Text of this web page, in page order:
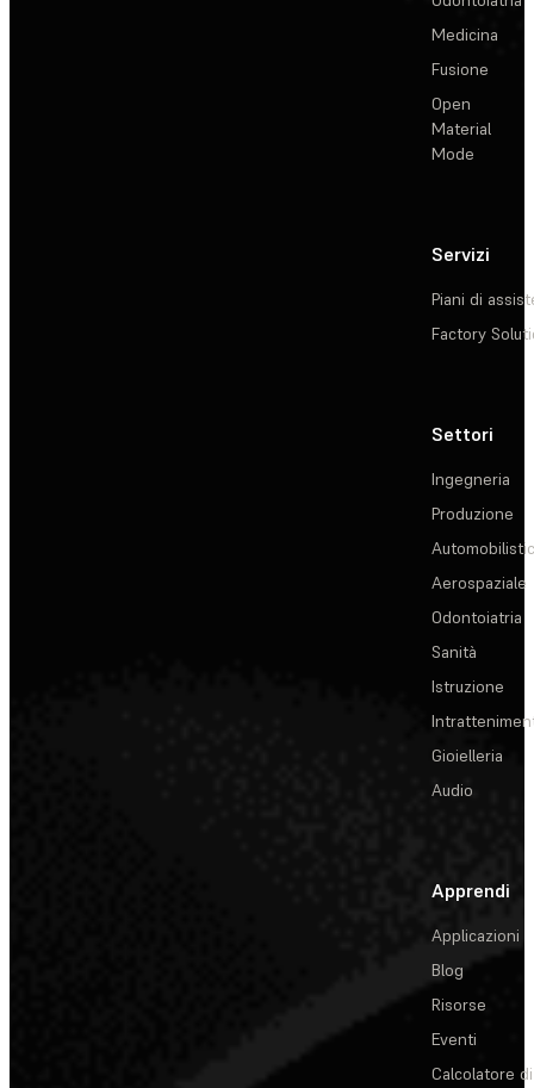
Medicina
Fusione
Open
Material
Mode
Servizi
Piani di
Factory
Settori
Ingegneria
Produzione
Aerospaziale
Odontoiatria
Sanità
Istruzione
Gioielleria
Audio
Apprendi
Applicazioni
Blog
Risorse
Eventi
Calcolatore